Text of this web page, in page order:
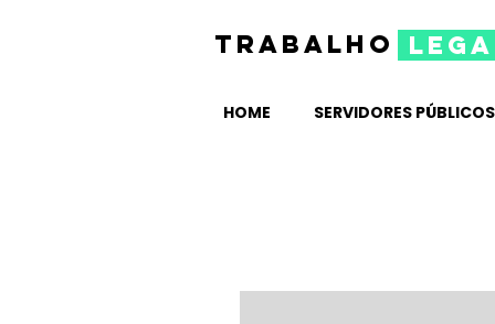
TRABALHO
HOME SERVIDORES PÚBLICOS